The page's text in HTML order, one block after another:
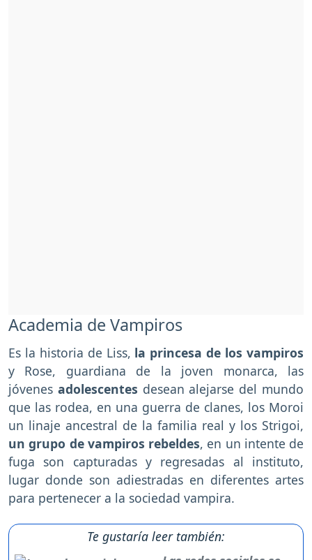
Academia de Vampiros
Es la historia de Liss, la princesa de los vampiros
y Rose, guardiana de la joven monarca, las
jóvenes adolescentes desean alejarse del mundo
que las rodea, en una guerra de clanes, los Moroi
un linaje ancestral de la familia real y los Strigoi,
un grupo de vampiros rebeldes, en un intente de
fuga son capturadas y regresadas al instituto,
lugar donde son adiestradas en diferentes artes
para pertenecer a la sociedad vampira.
Te gustaría leer también: